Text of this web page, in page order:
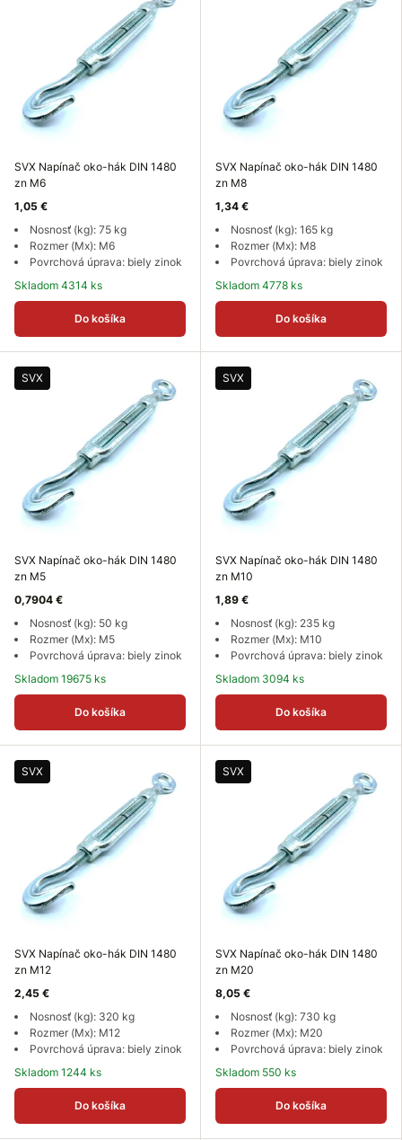
SVX Napínač oko-hák DIN 1480
zn M6
1,05 €
Nosnosť (kg): 75 kg
Rozmer (Mx): M6
Povrchová úprava: biely zinok
Skladom 4314 ks
Do košíka
SVX Napínač oko-hák DIN 1480
zn M8
1,34 €
Nosnosť (kg): 165 kg
Rozmer (Mx): M8
Povrchová úprava: biely zinok
Skladom 4778 ks
Do košíka
SVX
SVX Napínač oko-hák DIN 1480
zn M5
0,7904 €
Nosnosť (kg): 50 kg
Rozmer (Mx): M5
Povrchová úprava: biely zinok
Skladom 19675 ks
Do košíka
SVX
SVX Napínač oko-hák DIN 1480
zn M10
1,89 €
Nosnosť (kg): 235 kg
Rozmer (Mx): M10
Povrchová úprava: biely zinok
Skladom 3094 ks
Do košíka
SVX
SVX Napínač oko-hák DIN 1480
zn M12
2,45 €
Nosnosť (kg): 320 kg
Rozmer (Mx): M12
Povrchová úprava: biely zinok
Skladom 1244 ks
Do košíka
SVX
SVX Napínač oko-hák DIN 1480
zn M20
8,05 €
Nosnosť (kg): 730 kg
Rozmer (Mx): M20
Povrchová úprava: biely zinok
Skladom 550 ks
Do košíka